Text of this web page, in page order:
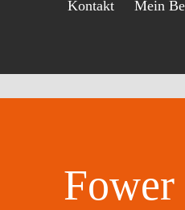
Kontakt Mein